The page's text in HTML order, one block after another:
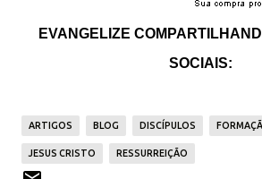
EVANGELIZE
SOCIAIS:
ARTIGOS BLOG DISCÍPULOS
JESUS CRISTO RESSURREIÇÃO